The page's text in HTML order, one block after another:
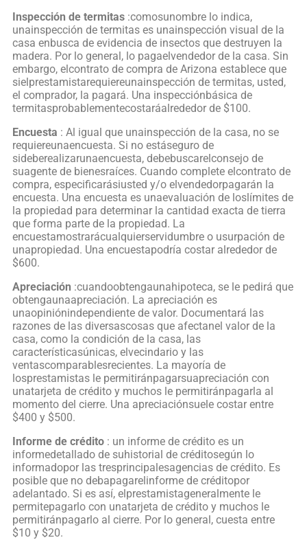
Inspección de termitas :comosunombre lo indica,
unainspección de termitas es unainspección visual de la
casa enbusca de evidencia de insectos que destruyen la
madera. Por lo general, lo pagaelvendedor de la casa. Sin
embargo, elcontrato de compra de Arizona establece que
sielprestamistarequiereunainspección de termitas, usted,
el comprador, la pagará. Una inspecciónbásica de
termitasprobablementecostaráalrededor de $100.
Encuesta : Al igual que unainspección de la casa, no se
requiereunaencuesta. Si no estáseguro de
sideberealizarunaencuesta, debebuscarelconsejo de
suagente de bienesraíces. Cuando complete elcontrato de
compra, especificarásiusted y/o elvendedorpagarán la
encuesta. Una encuesta es unaevaluación de loslímites de
la propiedad para determinar la cantidad exacta de tierra
que forma parte de la propiedad. La
encuestamostrarácualquierservidumbre o usurpación de
unapropiedad. Una encuestapodría costar alrededor de
$600.
Apreciación :cuandoobtengaunahipoteca, se le pedirá que
obtengaunaapreciación. La apreciación es
unaopiniónindependiente de valor. Documentará las
razones de las diversascosas que afectanel valor de la
casa, como la condición de la casa, las
característicasúnicas, elvecindario y las
ventascomparablesrecientes. La mayoría de
losprestamistas le permitiránpagarsuapreciación con
unatarjeta de crédito y muchos le permitiránpagarla al
momento del cierre. Una apreciaciónsuele costar entre
$400 y $500.
Informe de crédito : un informe de crédito es un
informedetallado de suhistorial de créditosegún lo
informadopor las tresprincipalesagencias de crédito. Es
posible que no debapagarelinforme de créditopor
adelantado. Si es así, elprestamistageneralmente le
permitepagarlo con unatarjeta de crédito y muchos le
permitiránpagarlo al cierre. Por lo general, cuesta entre
$10 y $20.